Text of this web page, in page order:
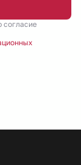
согласие